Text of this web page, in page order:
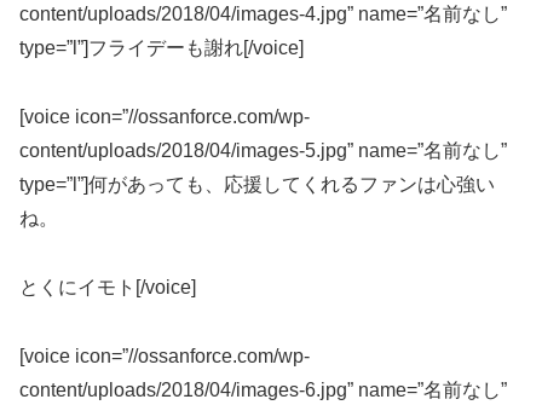
content/uploads/2018/04/images-4.jpg” name=”名前なし”
type=”l”]フライデーも謝れ[/voice]
[voice icon=”//ossanforce.com/wp-
content/uploads/2018/04/images-5.jpg” name=”名前なし”
type=”l”]何があっても、応援してくれるファンは心強い
ね。
とくにイモト[/voice]
[voice icon=”//ossanforce.com/wp-
content/uploads/2018/04/images-6.jpg” name=”名前なし”